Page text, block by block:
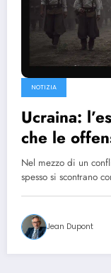
NOTIZIA
Ucraina:
che le
nonostante
cessate il
Nel mezzo di un
spesso si scontrano
Jean Dupont